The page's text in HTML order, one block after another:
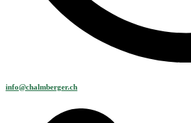
info@chalmberger.ch